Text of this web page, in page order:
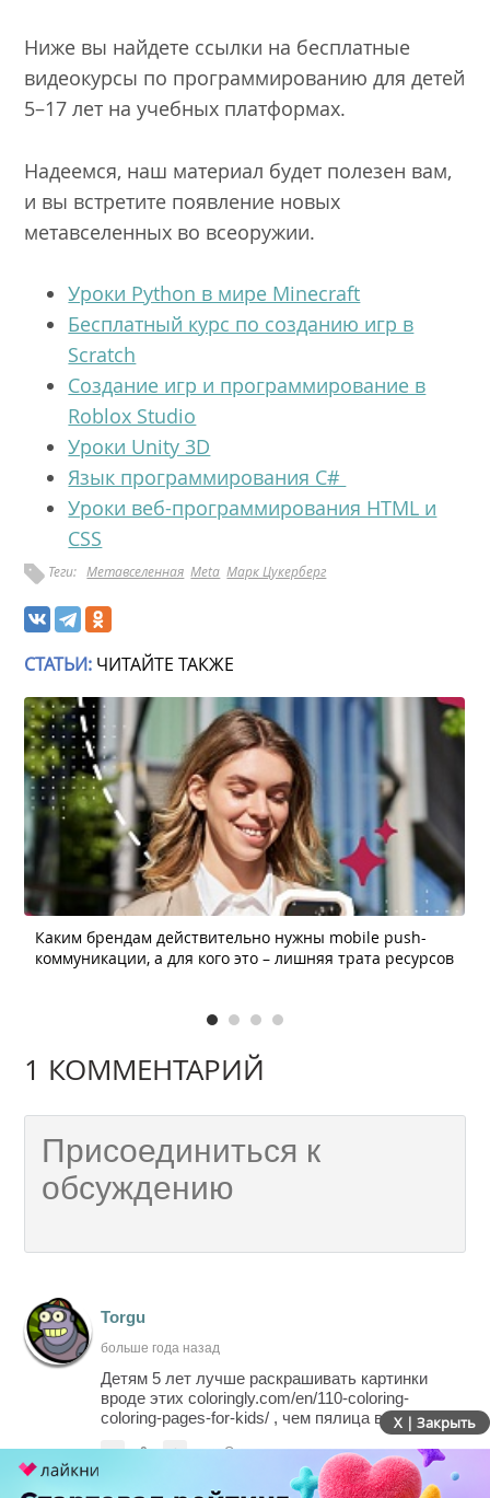
Ниже вы найдете ссылки на бесплатные
видеокурсы по программированию для детей
5–17 лет на учебных платформах.
Надеемся, наш материал будет полезен вам,
и вы встретите появление новых
метавселенных во всеоружии.
Уроки Python в мире Minecraft
Бесплатный курс по созданию игр в
Scratch
Создание игр и программирование в
Roblox Studio
Уроки Unity 3D
Язык программирования С#
Уроки веб-программирования HTML и
CSS
Теги: Метавселенная Meta Марк Цукерберг
СТАТЬИ: ЧИТАЙТЕ ТАКЖЕ
Каким брендам действительно нужны mobile push-
коммуникации, а для кого это – лишняя трата ресурсов
1 КОММЕНТАРИЙ
Torgu
больше года назад
Детям 5 лет лучше раскрашивать картинки
вроде этих coloringly.com/en/110-coloring-
coloring-pages-for-kids/ , чем пялица в монитор.
- 0 + Ответить
X | Закрыть